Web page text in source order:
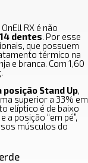
RX é não
dentes. Por esse
que possuem
térmico na
e branca. Com 1,60
Stand Up,
superior a 33% em
elíptico é de baixo
posição “em pé”,
músculos do